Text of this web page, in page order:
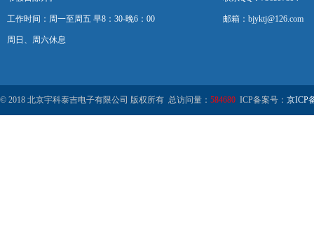
工作时间：周一至周五 早8：30-晚6：00
周日、周六休息
邮箱：bjyktj@126.com
© 2018 北京宇科泰吉电子有限公司 版权所有 总访问量： 584680 ICP备案号： 京ICP